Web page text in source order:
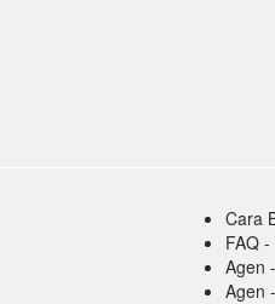
Cara
FAQ
Agen
Agen